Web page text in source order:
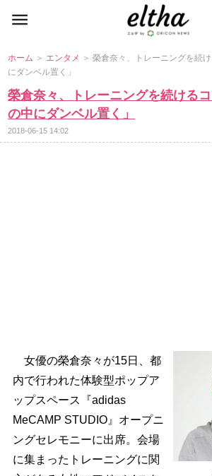
ホーム ＞ エンタメ ＞ 榮倉奈々、トレーニングを続
にダンベル置く」
榮倉奈々、トレーニングを続ける
の中にダンベル置く」
2018-06-15 14:02
女優の榮倉奈々が15日、都
内で行われた体験型ポップア
ップスペース『adidas
MeCAMP STUDIO』オープニ
ングセレモニーに出席。会場
に集まったトレーニングに関